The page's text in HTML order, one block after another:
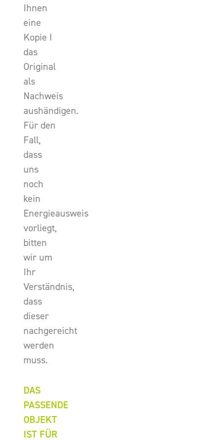
Ihnen
eine
Kopie I
das
Original
als
Nachweis
aushändigen.
Für den
Fall,
dass
uns
noch
kein
Energieausweis
vorliegt,
bitten
wir um
Ihr
Verständnis,
dass
dieser
nachgereicht
werden
muss.
DAS
PASSENDE
OBJEKT
IST FÜR